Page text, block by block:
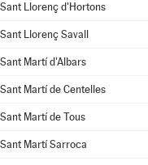
Sant Llorenç d'Hortons
Sant Llorenç Savall
Sant Martí d'Albars
Sant Martí de Centelles
Sant Martí de Tous
Sant Martí Sarroca